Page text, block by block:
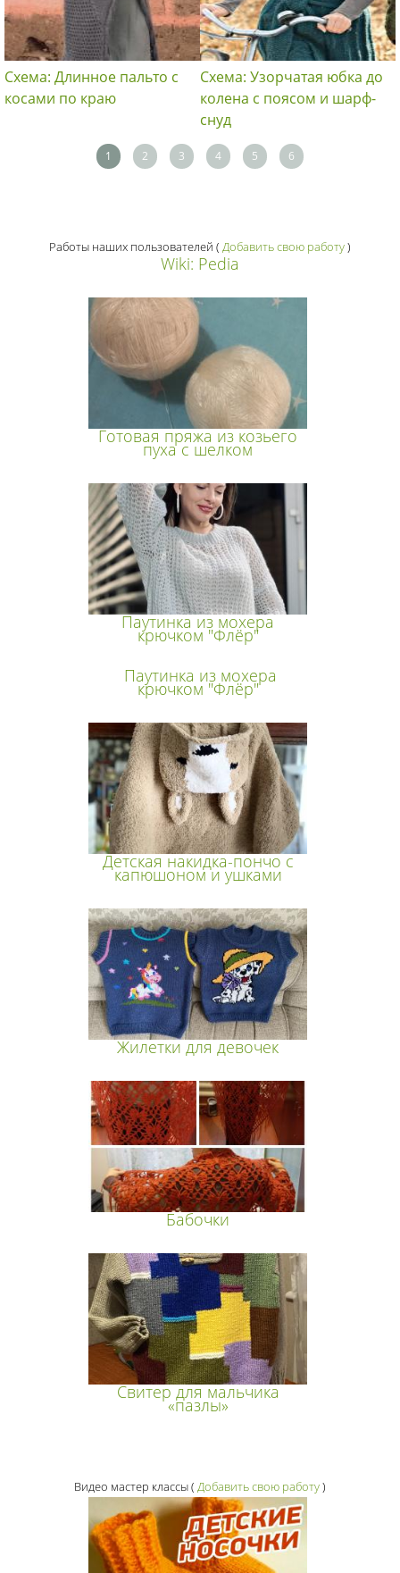
Схема: Длинное пальто с
косами по краю
Схема: Узорчатая юбка до
колена с поясом и шарф-
снуд
1 2 3 4 5 6
Работы наших пользователей ( Добавить свою работу)
Wiki: Pedia
Готовая пряжа из козьего
пуха с шелком
Паутинка из мохера
крючком "Флёр"
Паутинка из мохера
крючком "Флёр"
Детская накидка-пончо с
капюшоном и ушками
Жилетки для девочек
Бабочки
Свитер для мальчика
«пазлы»
Видео мастер классы( Добавить свою работу)